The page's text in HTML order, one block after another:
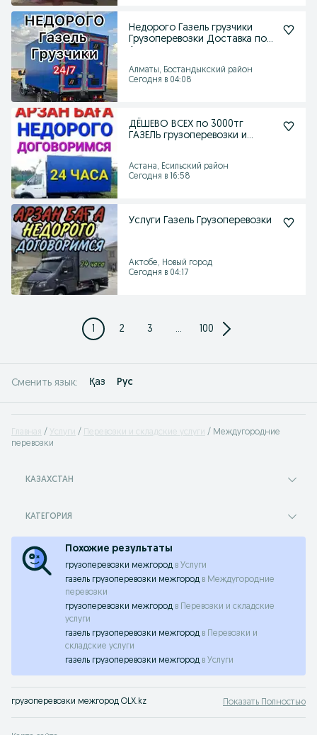
Недорого Газель грузчики
Грузоперевозки Доставка по
Алматы, Бостандыкский район
Сегодня в 04:08
ДЁШЕВО ВСЕХ по 3000тг
ГАЗЕЛЬ грузоперевозки и
Астана, Есильский район
Сегодня в 16:58
Услуги Газель Грузоперевозки
Актобе, Новый город
Сегодня в 04:17
1 2 3 ... 100
Сменить язык: Қаз Рус
Главная Услуги Перевозки и складские услуги
Междугородние
перевозки
КАЗАХСТАН
КАТЕГОРИЯ
Похожие результаты
грузоперевозки межгород в Услуги
газель грузоперевозки межгород в Междугородние
перевозки
грузоперевозки межгород в
Перевозки и складские
услуги
газель грузоперевозки межгород в
Перевозки и
складские услуги
газель грузоперевозки межгород в Услуги
грузоперевозки межгород OLX.kz Показать Полностью